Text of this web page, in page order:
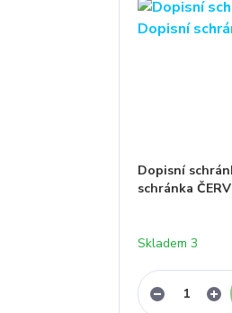
Dopisní
schránka
Skladem 3